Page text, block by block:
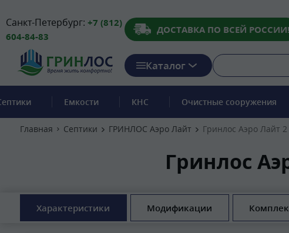
Санкт-Петербург: +7 (812)
604-84-83
ДОСТАВКА ПО ВСЕЙ РОССИИ!
Каталог
Емкости КНС Очистные сооружения
Главная Септики ГРИНЛОС Аэро Лайт Гринлос Аэро Лайт
Гринлос
Характеристики Модификации